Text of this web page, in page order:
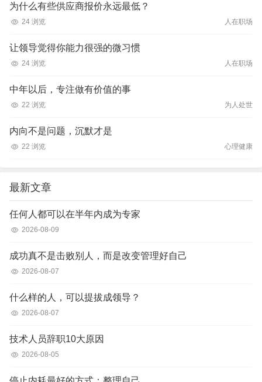
为什么有些供应商报价永远最低？
24 浏览 人在职场
让领导觉得你能力很强的微习惯
24 浏览 人在职场
中年以后，专注做有价值的事
22 浏览 为人处世
内向不是问题，沉默才是
22 浏览 心理健康
最新文章
任何人都可以在半年内成为专家
2026-08-09
成功真不是击败别人，而是改变管理好自己
2026-08-07
什么样的人，可以提拔成领导？
2026-08-07
技术人员辞职10大原因
2026-08-05